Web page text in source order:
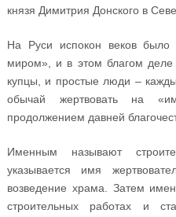
князя Димитрия Донского в
На Руси испокон веков было
миром», и в этом благом деле
купцы, и простые люди –
обычай жертвовать на
продолжением давней
Именным называют
указывается имя
возведение храма. Затем
строительных работах и